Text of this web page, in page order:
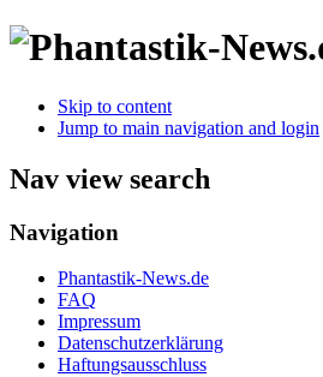
Skip to content
Jump to main navigation and login
Nav view search
Navigation
Phantastik-News.de
FAQ
Impressum
Datenschutzerklärung
Haftungsausschluss